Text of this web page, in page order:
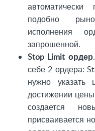
подобно
исполнения
запрошенной.
Stop Limit ордер
себе 2 ордера:
нужно
достижении
создается
присваивается